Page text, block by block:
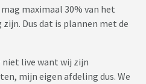
maximaal 30% van het
Dus dat is plannen met de
live want wij zijn
mijn eigen afdeling dus. We